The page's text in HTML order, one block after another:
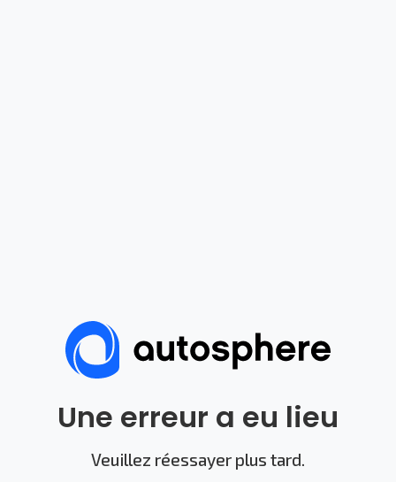
Une erreur a eu lieu
Veuillez réessayer plus tard.